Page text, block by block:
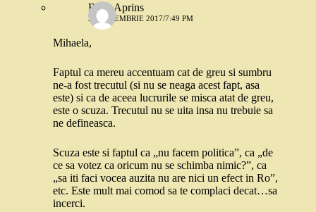
Rosu Aprins
20 DECEMBRIE 2017/7:49 PM
Mihaela,
Faptul ca mereu accentuam cat de greu si sumbru
ne-a fost trecutul (si nu se neaga acest fapt, asa
este) si ca de aceea lucrurile se misca atat de greu,
este o scuza. Trecutul nu se uita insa nu trebuie sa
ne defineasca.
Scuza este si faptul ca „nu facem politica”, ca „de
ce sa votez ca oricum nu se schimba nimic?”, ca
„sa iti faci vocea auzita nu are nici un efect in Ro”,
etc. Este mult mai comod sa te complaci decat…sa
incerci.